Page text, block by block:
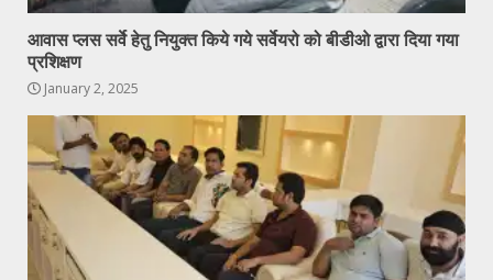
आवास प्लस सर्वे हेतु नियुक्त किये गये सर्वेयरो को बीडीओ द्वारा दिया गया
प्रशिक्षण
January 2, 2025